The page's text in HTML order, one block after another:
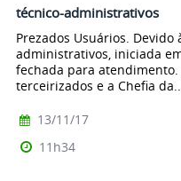
técnico-administrativos
Prezados Usuários. Devido
administrativos, iniciada
fechada para
terceirizados e a Chefia
13/11/17
11h34